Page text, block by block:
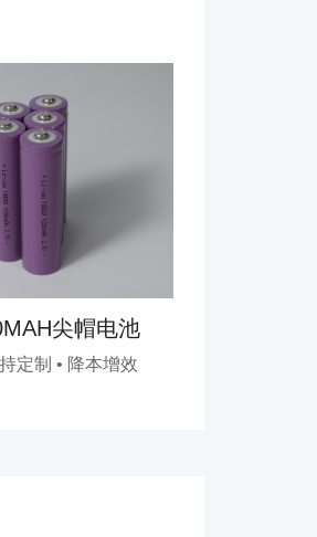
尖帽电池
定制 • 降本增效